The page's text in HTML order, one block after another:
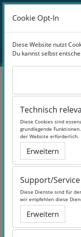
Zum Hauptinhalt
Website-
oc_showroom_2
Offenes
Foren
Cookie Opt-In
Diese Website nutzt
Du kannst selbst
Technisch
Diese Cookies sind
grundlegende
der Website erforderlich.
Erweitern
Support/Service
Diese Dienste sind für
wir empfehlen diese
Erweitern
Cookie Opt-In
Diese Website nutzt
Du kannst selbst
Technisch
Diese Cookies sind
grundlegende
der Website erforderlich.
Erweitern
Support/Service
Diese Dienste sind für
wir empfehlen diese
Erweitern